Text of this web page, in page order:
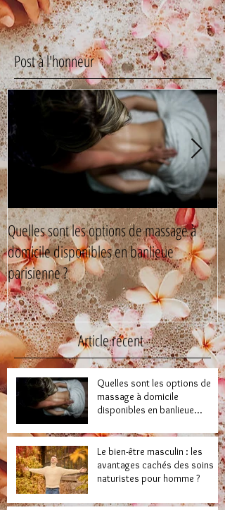
Post à l'honneur
Quelles sont les options de massage à
domicile disponibles en banlieue
parisienne ?
Article récent
Quelles sont les options de
massage à domicile
disponibles en banlieue
Le bien-être masculin : les
avantages cachés des soins
naturistes pour homme ?